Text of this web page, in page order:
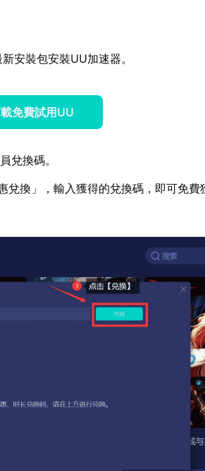
安裝包安裝UU加速器。
免費試用UU
兌換碼。
兌換」，輸入獲得的兌換碼，即可免費